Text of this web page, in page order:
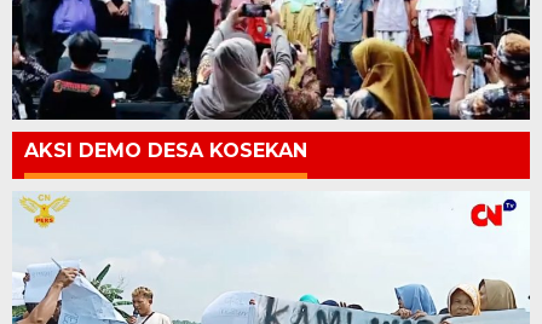
AKSI DEMO DESA KOSEKAN